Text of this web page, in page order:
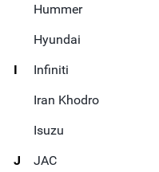
Hummer
Hyundai
I
Infiniti
Iran Khodro
Isuzu
J
JAC